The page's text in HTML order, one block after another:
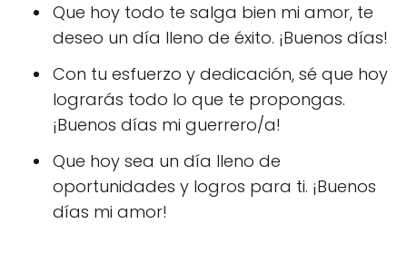
Que hoy todo te salga bien mi amor, te
deseo un día lleno de éxito. ¡Buenos días!
Con tu esfuerzo y dedicación, sé que hoy
lograrás todo lo que te propongas.
¡Buenos días mi guerrero/a!
Que hoy sea un día lleno de
oportunidades y logros para ti. ¡Buenos
días mi amor!